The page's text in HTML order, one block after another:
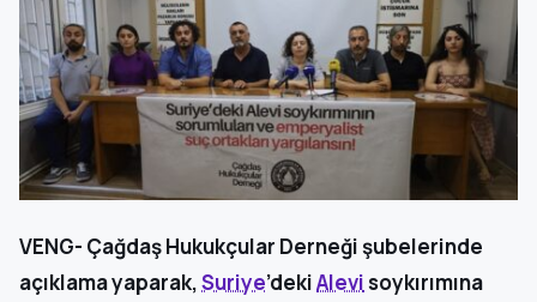
VENG- Çağdaş Hukukçular Derneği şubelerinde
açıklama yaparak,Suriye’dekiAlevisoykırımına